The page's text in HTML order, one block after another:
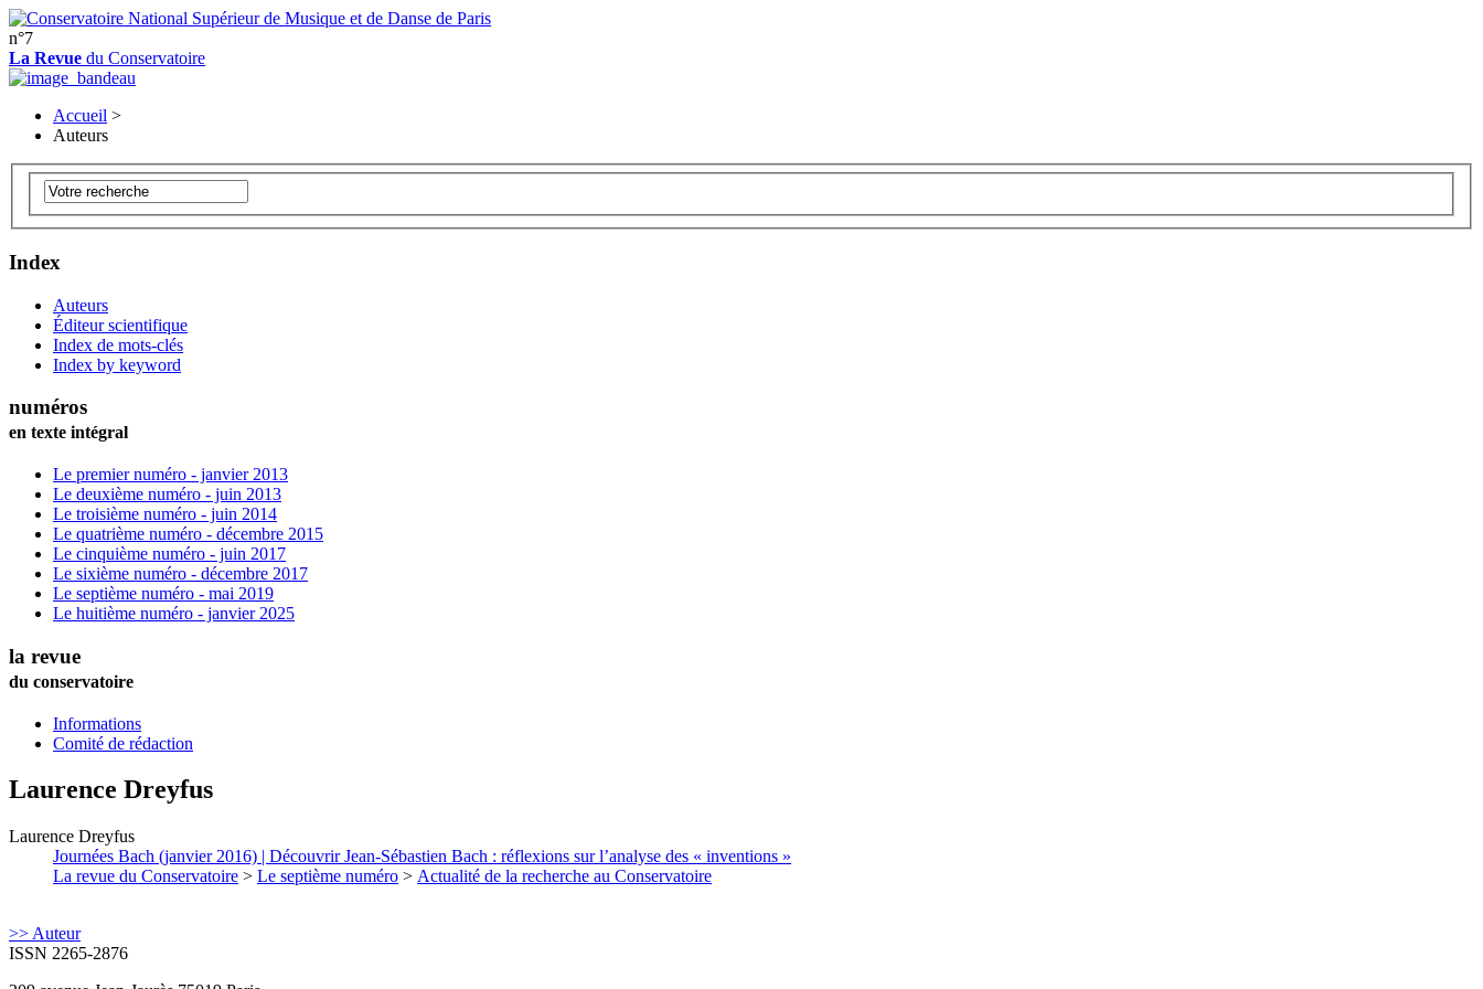
n°7
La Revue du Conservatoire
Accueil >
Auteurs
Index
Auteurs
Éditeur scientifique
Index de mots-clés
Index by keyword
numéros
en texte intégral
Le premier numéro - janvier 2013
Le deuxième numéro - juin 2013
Le troisième numéro - juin 2014
Le quatrième numéro - décembre 2015
Le cinquième numéro - juin 2017
Le sixième numéro - décembre 2017
Le septième numéro - mai 2019
Le huitième numéro - janvier 2025
la revue
du conservatoire
Informations
Comité de rédaction
Laurence Dreyfus
Laurence Dreyfus
Journées Bach (janvier 2016) | Découvrir Jean-Sébastien Bach : réflexions sur l’analyse des « inventions »
La revue du Conservatoire > Le septième numéro > Actualité de la recherche au Conservatoire
>> Auteur
ISSN 2265-2876